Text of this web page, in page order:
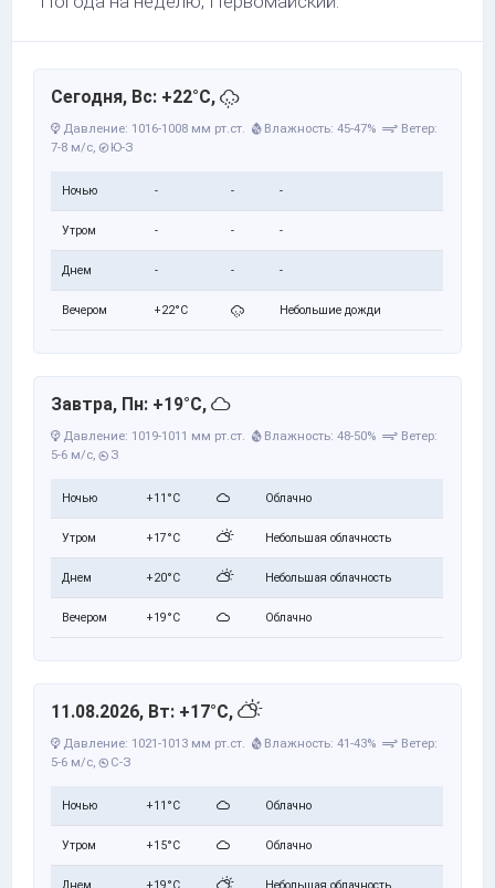
Сегодня, Вс: +22°C,
Давление: 1016-1008 мм рт.ст. Влажность: 45-47%
Ветер:
7-8 м/с, Ю-З
Ночью - - -
Утром - - -
Днем - - -
Вечером +22°C Небольшие дожди
Завтра, Пн: +19°C,
Давление: 1019-1011 мм рт.ст. Влажность: 48-50%
Ветер:
5-6 м/с, З
Ночью +11°C Облачно
Утром +17°C Небольшая облачность
Днем +20°C Небольшая облачность
Вечером +19°C Облачно
11.08.2026, Вт: +17°C,
Давление: 1021-1013 мм рт.ст. Влажность: 41-43%
Ветер:
5-6 м/с, С-З
Ночью +11°C Облачно
Утром +15°C Облачно
Днем +19°C Небольшая облачность